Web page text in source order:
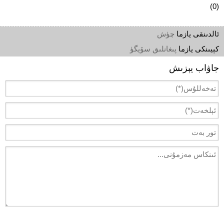
(0)
ئالدىنقى يازما چۈش
كېيىنكى يازما پىغانلىق سۆيگۈ
جاۋاب يېزىش